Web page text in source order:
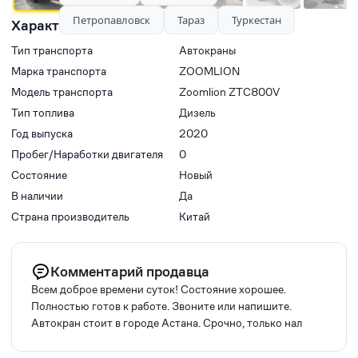
Характеристики
Тип транспорта
Автокраны
Марка транспорта
ZOOMLION
Модель транспорта
Zoomlion ZTC800V
Тип топлива
Дизель
Год выпуска
2020
Пробег/Наработки двигателя
0
Состояние
Новый
В наличии
Да
Страна производитель
Китай
Комментарий продавца
Всем доброе времени суток! Состояние хорошее.
Полностью готов к работе. Звоните или напишите.
Автокран стоит в городе Астана. Срочно, только нал
Петропавловск Тараз Туркестан